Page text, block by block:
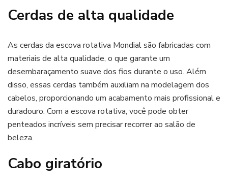
Cerdas de alta qualidade
As cerdas da escova rotativa Mondial são fabricadas com
materiais de alta qualidade, o que garante um
desembaraçamento suave dos fios durante o uso. Além
disso, essas cerdas também auxiliam na modelagem dos
cabelos, proporcionando um acabamento mais profissional e
duradouro. Com a escova rotativa, você pode obter
penteados incríveis sem precisar recorrer ao salão de
beleza.
Cabo giratório